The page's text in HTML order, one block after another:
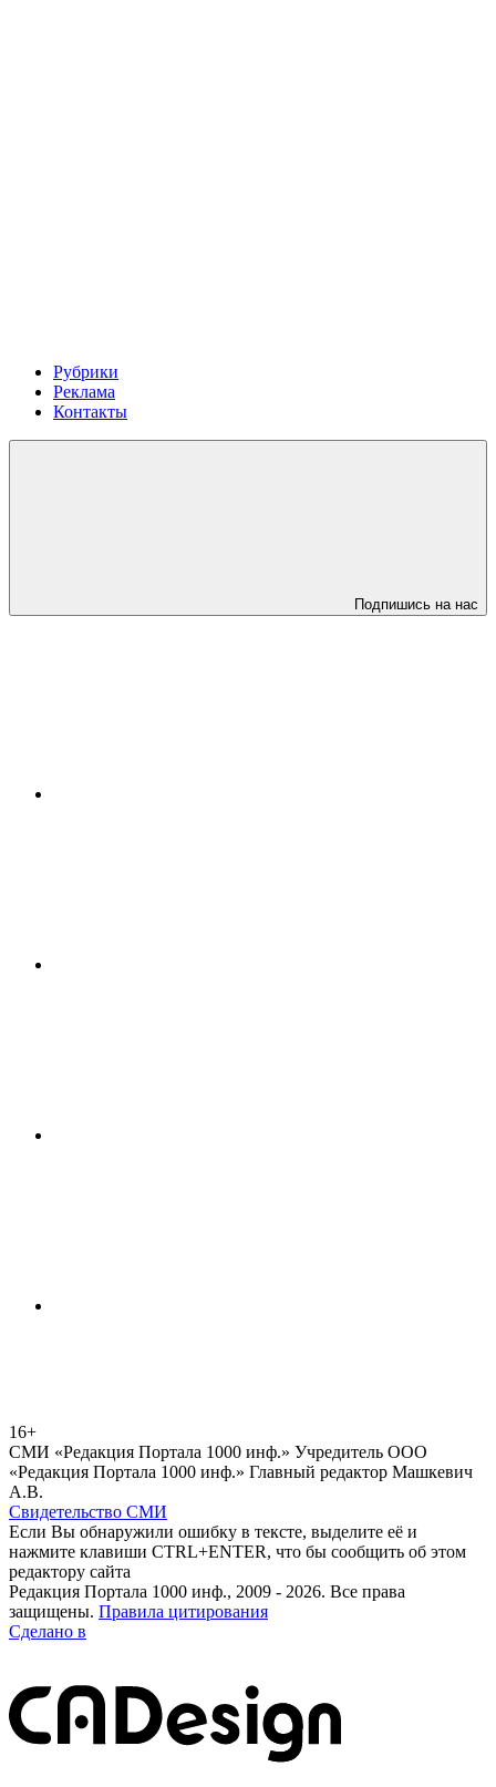
Рубрики
Реклама
Контакты
Подпишись на нас
16+
СМИ «Редакция Портала 1000 инф.» Учредитель ООО
«Редакция Портала 1000 инф.» Главный редактор Машкевич
А.В.
Свидетельство СМИ
Если Вы обнаружили ошибку в тексте, выделите её и
нажмите клавиши CTRL+ENTER, что бы сообщить об этом
редактору сайта
Редакция Портала 1000 инф., 2009 - 2026. Все права
защищены. Правила цитирования
Сделано в